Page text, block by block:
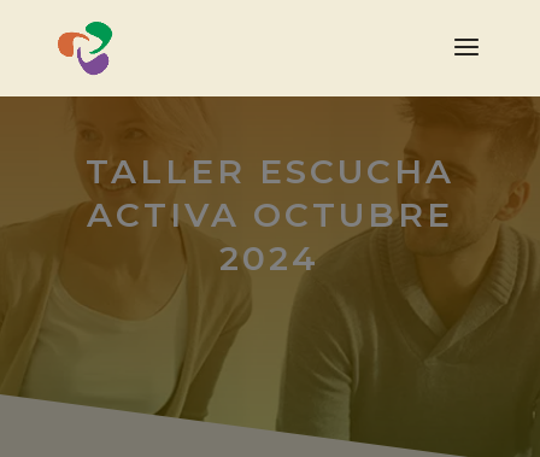
TALLER ESCUCHA
ACTIVA OCTUBRE
2024